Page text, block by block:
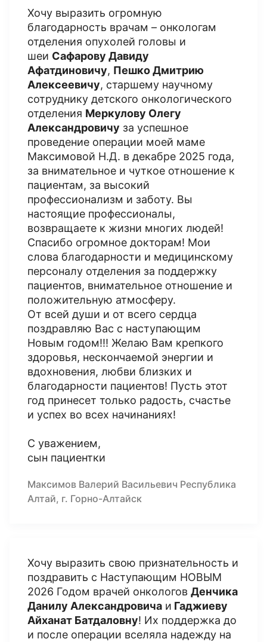
Хочу выразить огромную
благодарность врачам – онкологам
отделения опухолей головы и
шеи Сафарову Давиду
Афатдиновичу, Пешко Дмитрию
Алексеевичу, старшему научному
сотруднику детского онкологического
отделения Меркулову Олегу
Александровичу за успешное
проведение операции моей маме
Максимовой Н.Д. в декабре 2025 года,
за внимательное и чуткое отношение к
пациентам, за высокий
профессионализм и заботу. Вы
настоящие профессионалы,
возвращаете к жизни многих людей!
Спасибо огромное докторам! Мои
слова благодарности и медицинскому
персоналу отделения за поддержку
пациентов, внимательное отношение и
положительную атмосферу.
От всей души и от всего сердца
поздравляю Вас с наступающим
Новым годом!!! Желаю Вам крепкого
здоровья, нескончаемой энергии и
вдохновения, любви близких и
благодарности пациентов! Пусть этот
год принесет только радость, счастье
и успех во всех начинаниях!
С уважением,
сын пациентки
Максимов Валерий Васильевич Республика
Алтай, г. Горно-Алтайск
Хочу выразить свою признательность и
поздравить с Наступающим НОВЫМ
2026 Годом врачей онкологов Денчика
Данилу Александровича и Гаджиеву
Айханат Батдаловну! Их поддержка до
и после операции вселяла надежду на